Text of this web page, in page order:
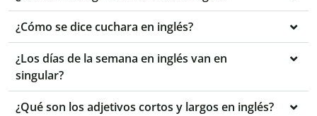
¿Cómo se dice cuchara en inglés?
¿Los días de la semana en inglés van en
singular?
¿Qué son los adjetivos cortos y largos en inglés?